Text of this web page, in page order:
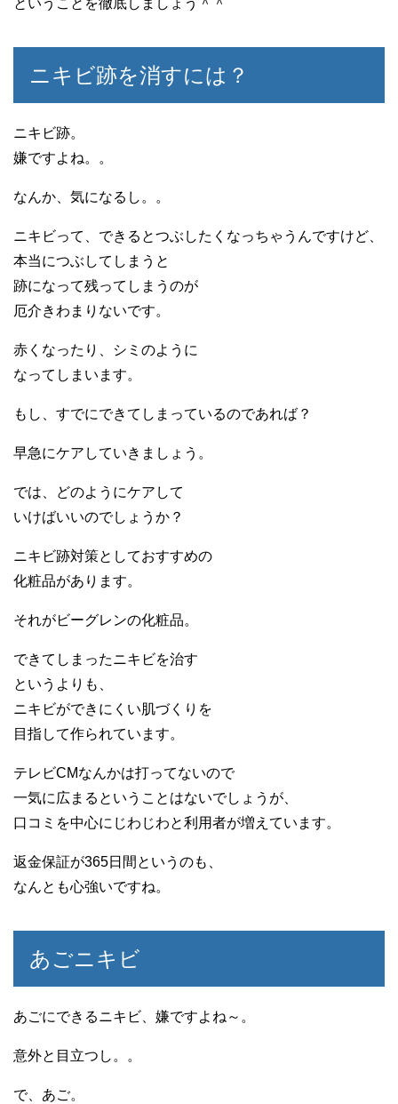
ということを徹底しましょう＾＾
ニキビ跡を消すには？
ニキビ跡。
嫌ですよね。。
なんか、気になるし。。
ニキビって、できるとつぶしたくなっちゃうんですけど、
本当につぶしてしまうと
跡になって残ってしまうのが
厄介きわまりないです。
赤くなったり、シミのように
なってしまいます。
もし、すでにできてしまっているのであれば？
早急にケアしていきましょう。
では、どのようにケアして
いけばいいのでしょうか？
ニキビ跡対策としておすすめの
化粧品があります。
それがビーグレンの化粧品。
できてしまったニキビを治す
というよりも、
ニキビができにくい肌づくりを
目指して作られています。
テレビCMなんかは打ってないので
一気に広まるということはないでしょうが、
口コミを中心にじわじわと利用者が増えています。
返金保証が365日間というのも、
なんとも心強いですね。
あごニキビ
あごにできるニキビ、嫌ですよね～。
意外と目立つし。。
で、あご。